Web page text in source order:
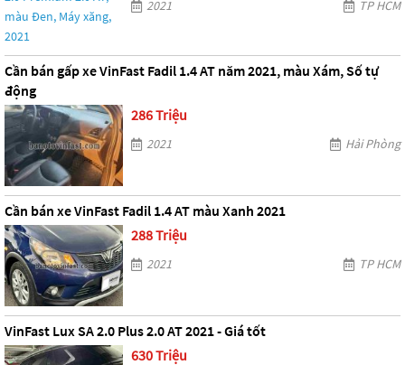
2021 TP HCM
Cần bán gấp xe VinFast Fadil 1.4 AT năm 2021, màu Xám, Số tự
động
286 Triệu
2021 Hải Phòng
Cần bán xe VinFast Fadil 1.4 AT màu Xanh 2021
288 Triệu
2021 TP HCM
VinFast Lux SA 2.0 Plus 2.0 AT 2021 - Giá tốt
630 Triệu